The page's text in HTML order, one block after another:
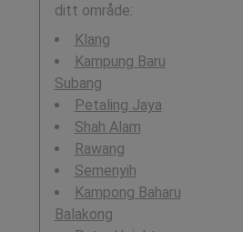
ditt område:
Klang
Kampung Baru
Subang
Petaling Jaya
Shah Alam
Rawang
Semenyih
Kampong Baharu
Balakong